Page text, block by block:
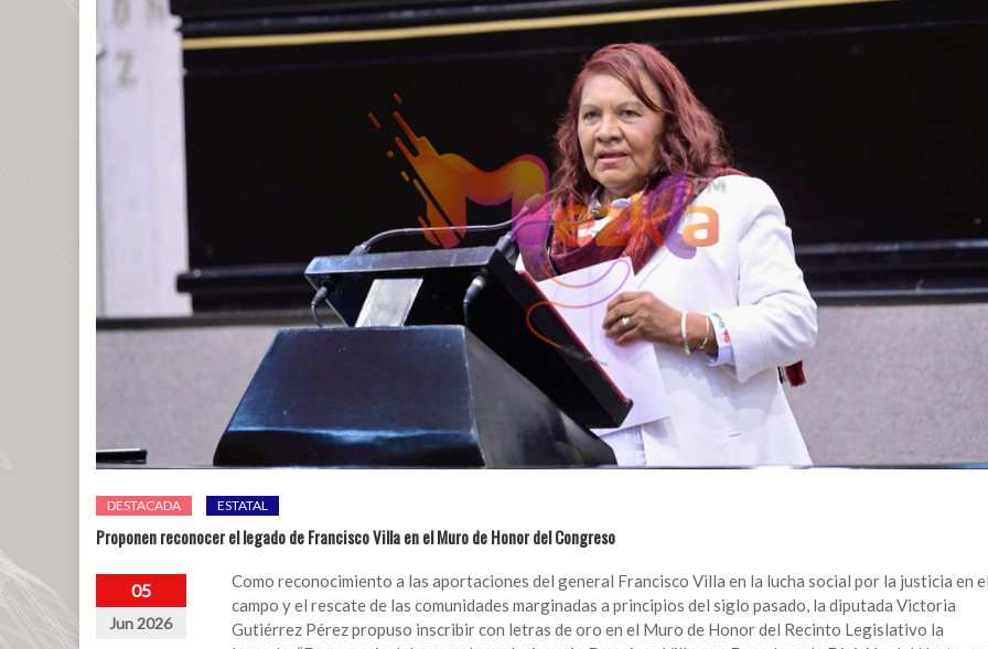
DESTACADA ESTATAL
Proponen reconocer el legado de Francisco Villa en el Muro de Honor del Congreso
05
Jun 2026
Como reconocimiento a las aportaciones del general Francisco Villa en la lucha social por la justicia en
campo y el rescate de las comunidades marginadas a principios del siglo pasado, la diputada Victoria
Gutiérrez Pérez propuso inscribir con letras de oro en el Muro de Honor del Recinto Legislativo la